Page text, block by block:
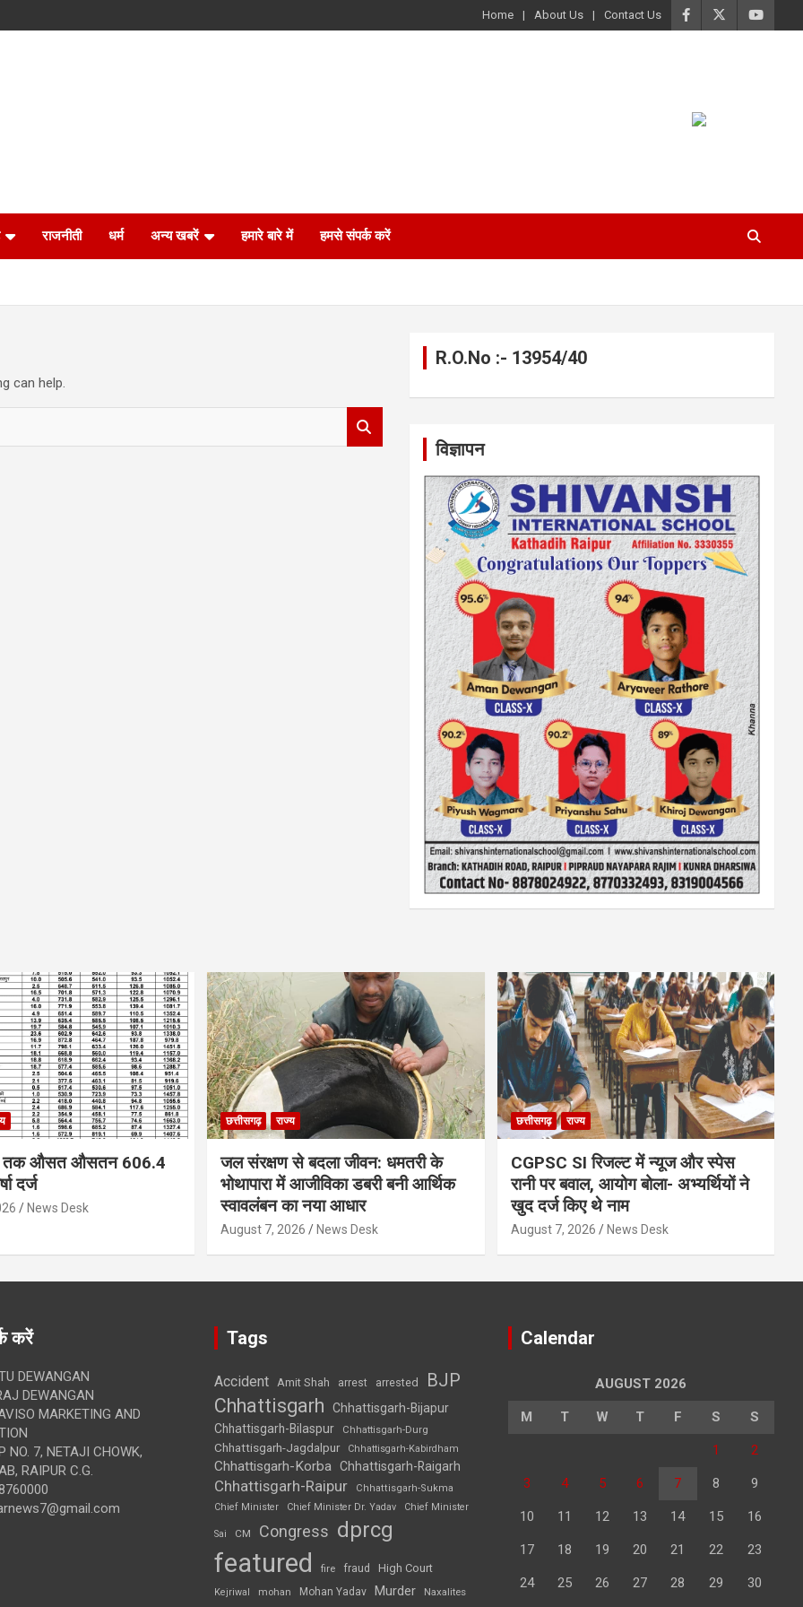
Home About Us Contact Us
राजनीती धर्म अन्य खबरें हमारे बारे में हमसे संपर्क करें
can help.
R.O.No :- 13954/40
विज्ञापन
तक औसत औसतन 606.4
दर्ज
News Desk
छत्तीसगढ़ राज्य
जल संरक्षण से बदला जीवन: धमतरी के
भोथापारा में आजीविका डबरी बनी आर्थिक
स्वावलंबन का नया आधार
August 7, 2026 News Desk
छत्तीसगढ़ राज्य
CGPSC SI रिजल्ट में न्यूज और स्पेस
रानी पर बवाल, आयोग बोला- अभ्यर्थियों ने
खुद दर्ज किए थे नाम
August 7, 2026 News Desk
करें
DEWANGAN
DEWANGAN
MARKETING AND
NO. 7, NETAJI CHOWK,
RAIPUR C.G.
Tags
Accident Amit Shah arrest arrested BJP
Chhattisgarh
Chhattisgarh-Bijapur
Chhattisgarh-Bilaspur
Chhattisgarh-Durg
Chhattisgarh-Jagdalpur Chhattisgarh-Kabirdham
Chhattisgarh-Korba Chhattisgarh-Raigarh
Chhattisgarh-Raipur
Chhattisgarh-Sukma
Chief Minister
Chief Minister Dr. Yadav Chief Minister
Sai CM Congress dprcg
featured fire fraud High Court
Kejriwal mohan Mohan Yadav Murder Naxalites
Calendar
AUGUST 2026
M T W T F S S
1 2
3 4 5 6 7 8 9
10 11 12 13 14 15 16
17 18 19 20 21 22 23
24 25 26 27 28 29 30